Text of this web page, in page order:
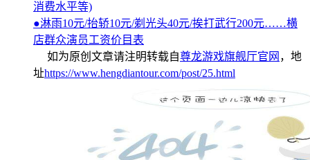
消费水平等)
●淋雨10元/抬轿10元/剃光头40元/挨打武行200元……横
店群众演员工资价目表
如为原创文章请注明转载自尊龙游戏旗舰厅官网 ，地
址https://www.hengdiantour.com/post/25.html